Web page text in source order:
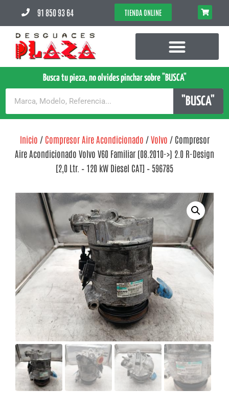
91 850 93 64 TIENDA ONLINE
Busca tu pieza, no olvides pinchar sobre "BUSCA"
"BUSCA"
Inicio / Compresor Aire Acondicionado /Volvo / Compresor
Aire Acondicionado Volvo V60 Familiar (08.2010->) 2.0 R-Design
[2,0 Ltr. – 120 kW Diesel CAT] – 596785